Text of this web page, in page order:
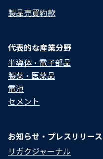
製品売買約款
代表的な産業分野
半導体・電子部品
製薬・医薬品
電池
セメント
お知らせ・プレスリリース
リガクジャーナル